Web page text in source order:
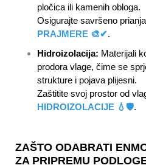
pločica ili kamenih obloga.
Osigurajte savršeno
PRAJMERE 🎨✔.
Hidroizolacija: Materijali
prodora vlage, čime se
strukture i pojava plijesni.
Zaštitite svoj prostor od
HIDROIZOLACIJE 💧🛡.
ZAŠTO ODABRATI
ZA PRIPREMU